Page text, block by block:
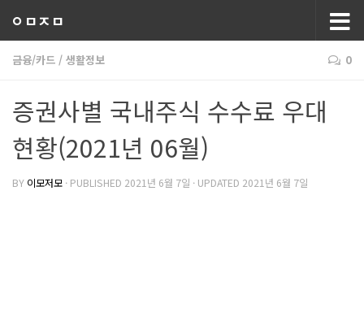
ㅇㅁㅈㅁ
금융/카드 / 생활정보 0
증권사별 국내주식 수수료 우대
현황(2021년 06월)
BY 이모저모 · PUBLISHED 2021년 6월 7일 · UPDATED 2021년 6월 7일